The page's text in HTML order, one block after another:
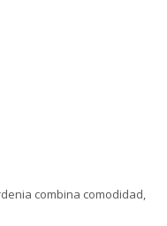
combina comodidad,